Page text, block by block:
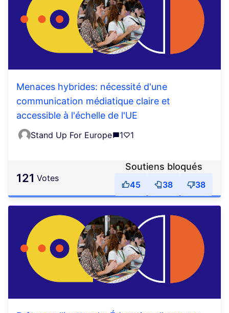
Menaces hybrides: nécessité d'une
communication médiatique claire et
accessible à l'échelle de l'UE
Stand Up For Europe 1 1
121 votes
Soutiens bloqués
45 38 38